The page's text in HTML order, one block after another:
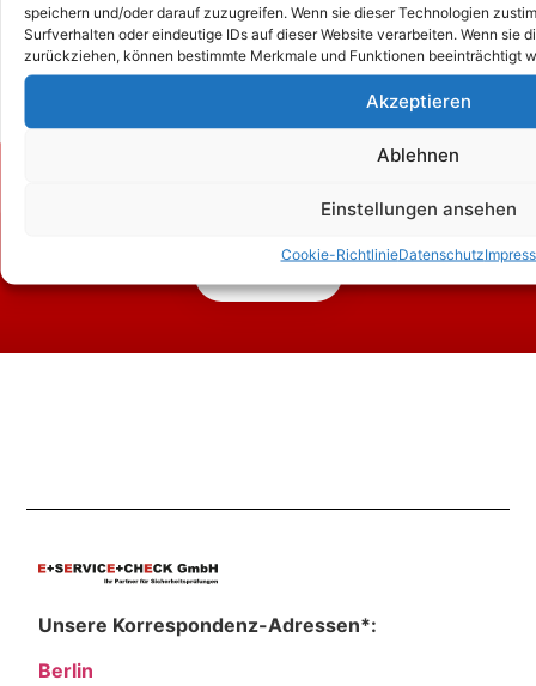
speichern und/oder darauf zuzugreifen. Wenn sie dieser Technologien
Surfverhalten oder eindeutige IDs auf dieser Website verarbeiten. Wenn sie
zurückziehen, können bestimmte Merkmale und Funktionen beeinträchtigt
Akzeptieren
Ablehnen
Einstellungen ansehen
Cookie-RichtlinieDatenschutz
Unsere Korrespondenz-Adressen*:
Berlin